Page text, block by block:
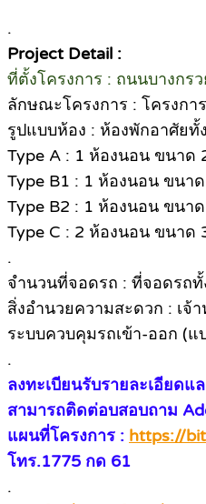
.
Project Detail :
ที่ตั้งโครงการ : ถนนบางกร
ลักษณะโครงการ : โครงก
รูปแบบห้อง : ห้องพักอาศัยทั้
Type A : 1 ห้องนอน ขนาด
Type B1 : 1 ห้องนอน ขนา
Type B2 : 1 ห้องนอน ขนา
Type C : 2 ห้องนอน ขนาด
.
จำนวนที่จอดรถ : ที่จอดรถทั้
สิ่งอำนวยความสะดวก : เ
ระบบควบคุมรถเข้า-ออก (แ
.
ลงทะเบียนรับรายละเอียดแ
สามารถติดต่อบสอบถาม
แผนที่โครงการ : https://
โทร.1775 กด 61
.